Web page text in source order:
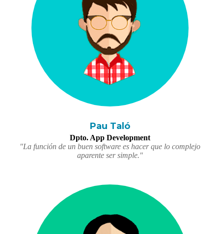
Pau Taló
Dpto. App Development
"La función de un buen software es hacer que lo complejo
aparente ser simple."